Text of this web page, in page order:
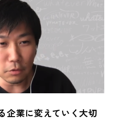
企業に変えていく大切